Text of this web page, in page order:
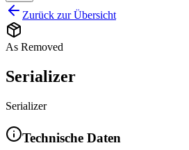
Zurück zur Übersicht
As Removed
Serializer
Serializer
Technische Daten